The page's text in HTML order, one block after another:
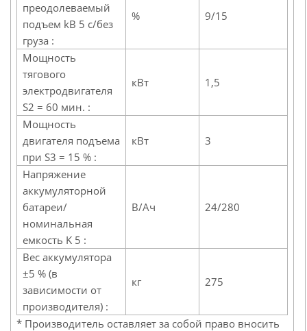
преодолеваемый
подъем kB 5 с/без
груза :
% 9/15
Мощность
тягового
электродвигателя
S2 = 60 мин. :
кВт 1,5
Мощность
двигателя подъема
при S3 = 15 % :
кВт 3
Напряжение
аккумуляторной
батареи/
номинальная
емкость K 5 :
В/Ач 24/280
Вес аккумулятора
±5 % (в
зависимости от
производителя) :
кг 275
* Производитель оставляет за собой право вносить